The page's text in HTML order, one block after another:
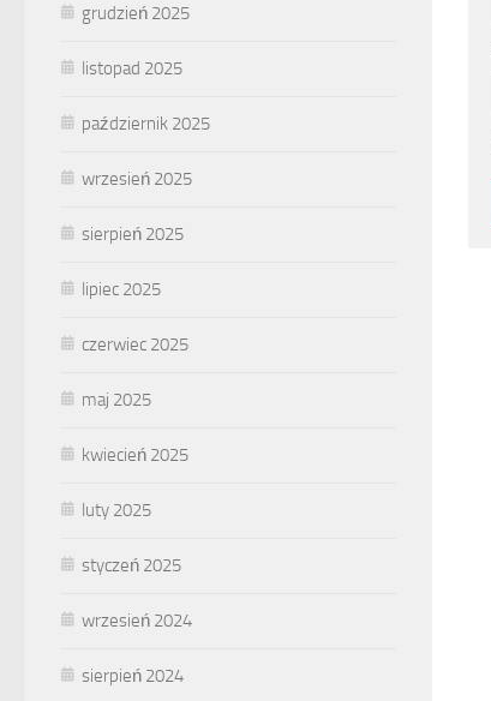
grudzień 2025
listopad 2025
październik 2025
wrzesień 2025
sierpień 2025
lipiec 2025
czerwiec 2025
maj 2025
kwiecień 2025
luty 2025
styczeń 2025
wrzesień 2024
sierpień 2024